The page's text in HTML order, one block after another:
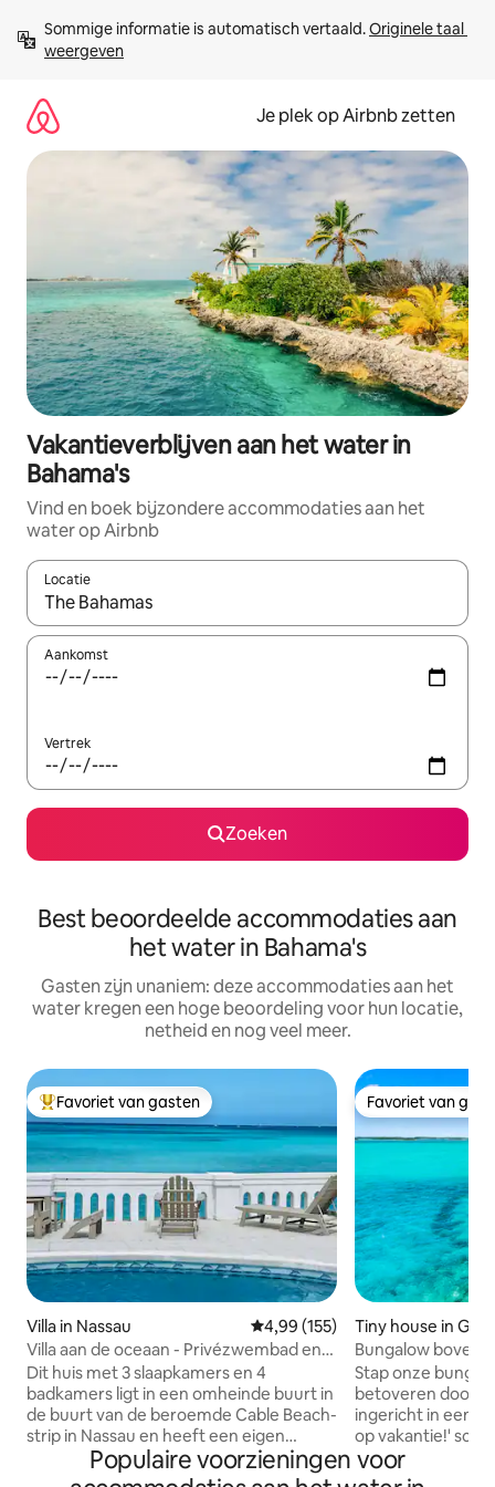
direct
naar
Sommige informatie is automatisch vertaald. Originele taal
weergeven
Je plek op Airbnb zetten
Vakantieverblijven aan het water in
Bahama's
Vind en boek bijzondere accommodaties aan het
water op Airbnb
Locatie
Wanneer er resultaten beschikbaar zijn, maak je een keuze
Aankomst
Vertrek
Zoeken
Best beoordeelde accommodaties aan
het water in Bahama's
Gasten zijn unaniem: deze accommodaties aan het
water kregen een hoge beoordeling voor hun locatie,
netheid en nog veel meer.
Topfavoriet van gasten
Favoriet van gasten
Villa in Nassau Gemiddelde beoordeling van
4,99 (155)
Villa aan de oceaan - Privézwembad en
prachtig uitzicht
Dit huis met 3 slaapkamers en 4
badkamers ligt in een omheinde buurt in
de buurt van de beroemde Cable Beach-
strip in Nassau en heeft een eigen
zwembad en directe toegang tot de
oceaan. De accommodatie ligt op
Favoriet van
Favoriet van
Tiny house in
Bungalow boven
Georgetown |
Stap onze
betoveren door
ingericht in een
op vakantie!'
omlijsten het
ligstoelen, biedt
Populaire voorzieningen voor